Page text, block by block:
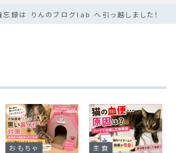
録は りんのブログlab へ引っ越しました！
おもちゃ 主食